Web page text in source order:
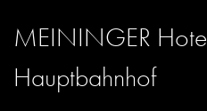
MEININGER
Hauptbahnhof